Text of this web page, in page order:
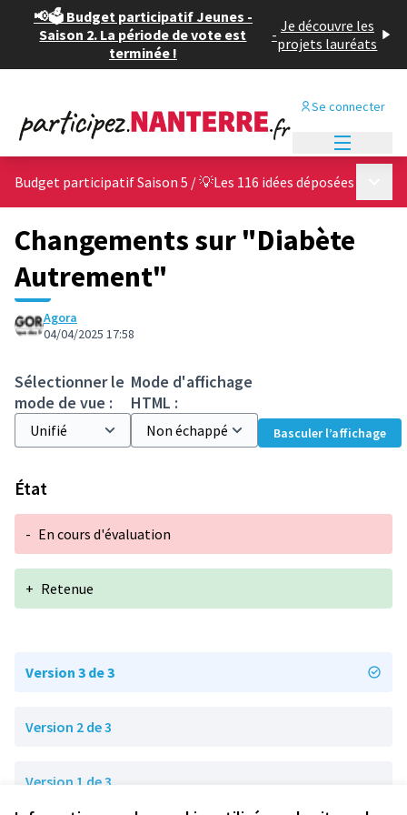
📢🗳️ Budget participatif Jeunes -
Saison 2. La période de vote est
terminée !
- Je découvre les
projets lauréats
Se connecter
Budget participatif Saison 5 /💡Les 116 idées déposées
Changements sur "Diabète
Autrement"
Agora
04/04/2025 17:58
Sélectionner le
mode de vue :
Mode d'affichage
HTML :
Basculer l’affichage
État
- En cours d'évaluation
+ Retenue
Version 3 de 3
Version 2 de 3
Version 1 de 3